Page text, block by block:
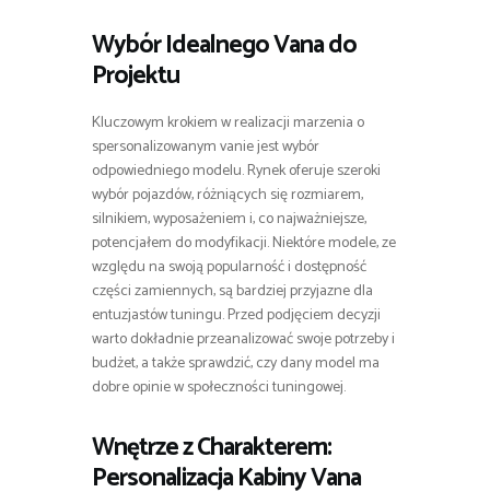
Wybór Idealnego Vana do
Projektu
Kluczowym krokiem w realizacji marzenia o
spersonalizowanym vanie jest wybór
odpowiedniego modelu. Rynek oferuje szeroki
wybór pojazdów, różniących się rozmiarem,
silnikiem, wyposażeniem i, co najważniejsze,
potencjałem do modyfikacji. Niektóre modele, ze
względu na swoją popularność i dostępność
części zamiennych, są bardziej przyjazne dla
entuzjastów tuningu. Przed podjęciem decyzji
warto dokładnie przeanalizować swoje potrzeby i
budżet, a także sprawdzić, czy dany model ma
dobre opinie w społeczności tuningowej.
Wnętrze z Charakterem:
Personalizacja Kabiny Vana